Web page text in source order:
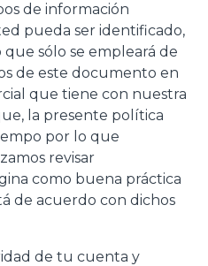
de información
pueda ser identificado,
que sólo se empleará de
de este documento en
que tiene con nuestra
la presente política
por lo que
revisar
como buena práctica
de acuerdo con dichos
de tu cuenta y